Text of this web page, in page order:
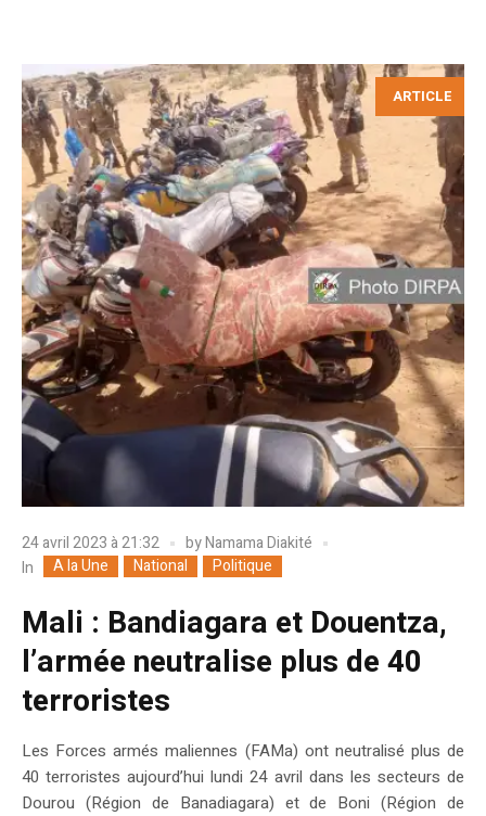
ARTICLE
24 avril 2023 à 21:32 byNamama Diakité
In
A la Une National Politique
Mali : Bandiagara et Douentza,
l’armée neutralise plus de 40
terroristes
Les Forces armés maliennes (FAMa) ont neutralisé plus de
40 terroristes aujourd’hui lundi 24 avril dans les secteurs de
Dourou (Région de Banadiagara) et de Boni (Région de